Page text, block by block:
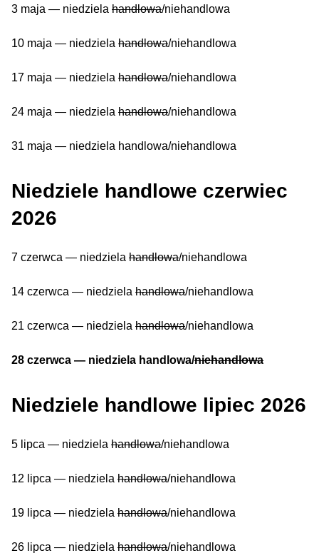
3 maja — niedziela handlowa/niehandlowa
10 maja — niedziela handlowa/niehandlowa
17 maja — niedziela handlowa/niehandlowa
24 maja — niedziela handlowa/niehandlowa
31 maja — niedziela handlowa/niehandlowa
Niedziele handlowe czerwiec
2026
7 czerwca — niedziela handlowa/niehandlowa
14 czerwca — niedziela handlowa/niehandlowa
21 czerwca — niedziela handlowa/niehandlowa
28 czerwca — niedziela handlowa/niehandlowa
Niedziele handlowe lipiec 2026
5 lipca — niedziela handlowa/niehandlowa
12 lipca — niedziela handlowa/niehandlowa
19 lipca — niedziela handlowa/niehandlowa
26 lipca — niedziela handlowa/niehandlowa